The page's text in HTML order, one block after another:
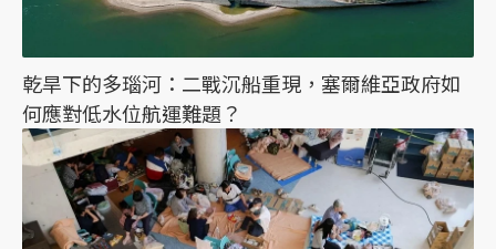
乾旱下的多瑙河：二戰沉船重現，塞爾維亞政府如
何應對低水位航運難題？